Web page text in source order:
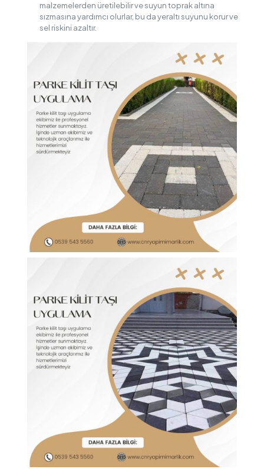
malzemelerden üretilebilir ve suyun toprak altına
sızmasına yardımcı olurlar, bu da yeraltı suyunu korur ve
sel riskini azaltır.